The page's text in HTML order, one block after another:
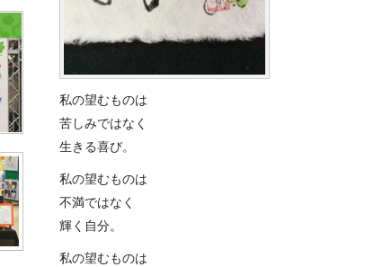
私の望むものは
苦しみではなく
生きる喜び。
私の望むものは
不満ではなく
輝く自分。
私の望むものは